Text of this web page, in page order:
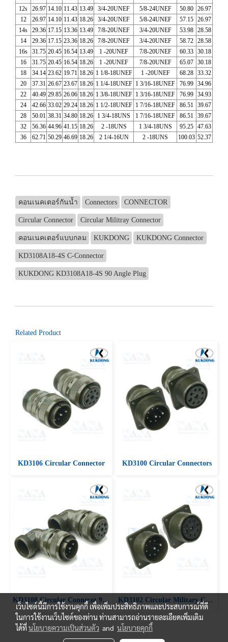
12s
26.97 14.10 11.43 13.49 3/4-20UNEF 5/8-24UNEF 50.80 26.97
12
26.97 14.10 11.43 18.26 3/4-20UNEF 5/8-24UNEF 57.15 26.97
14s
29.36 17.15 13.36 13.49 7/8-20UNEF 3/4-20UNEF 53.98 28.58
14
29.36 17.15 23.36 18.26 7/8-20UNEF 3/4-20UNEF 58.72 28.58
16s
31.75 20.45 16.54 13.49 1 -20UNEF 7/8-20UNEF 60.33 30.18
16
31.75 20.45 16.54 18.26 1 -20UNEF 7/8-20UNEF 65.07 30.18
18
34.14 23.62 19.71 18.26 1 1/8-18UNEF 1 -20UNEF 68.28 33.32
20
37.31 26.67 23.67 18.26 1 1/4-18UNEF 1 3/16-18UNEF 76.99 34.96
22
40.49 29.85 26.06 18.26 1 3/8-18UNEF 1 3/16-18UNEF 76.99 34.93
24
42.66 33.02 29.24 18.26 1 1/2-18UNEF 1 7/16-18UNEF 86.51
39.67
28
50.01 38.31 34.80 18.26 1 3/4-18UNS 1 7/16-18UNEF 86.51
39.67
32
56.36 44.96 41.15 18.26 2 -18UNS 1 3/4-18UNS 95.25 47.63
36
62.71 50.29 46.69 18.26 2 1/4-16UN 2 -18UNS 100.03 52.37
คอนเนคเตอร์กันน้ำ Connectors CONNECTOR
Circular Connector Circular Militray Connector
คอนเนคเตอร์แบบกลม KUKDONG KUKDONG Connector
KD3108A18-4S C-Connector
KUKDONG KD3108A18-4S 90 Angle Plug
Related Product
KD3106 Circular Connector KD3100 Circular Connectors
KD3108 Circular Connecot 90 ํ Angle plug KD3102 Circular Military Connectors
เว็บไซต์นี้มีการใช้งานคุกกี้ เพื่อเพิ่มประสิทธิภาพและประสบการณ์ที่ดี
ในการใช้งานเว็บไซต์ของท่าน ท่านสามารถอ่านรายละเอียดเพิ่มเติม
ได้ที่นโยบายความเป็นส่วนตัว and นโยบายคุกกี้